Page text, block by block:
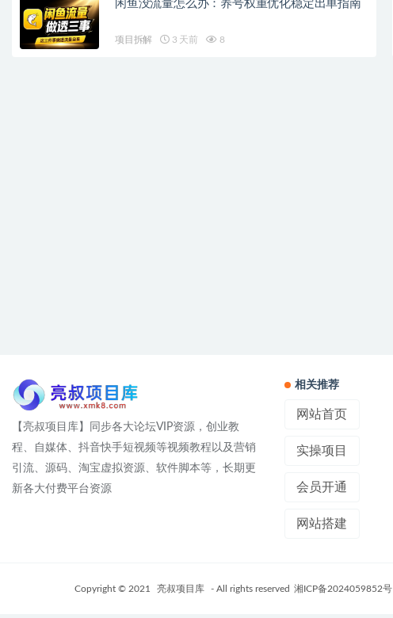
闲鱼没流量怎么办：养号权重优化稳定出单指南
项目拆解 3 天前 8
【亮叔项目库】同步各大论坛VIP资源，创业教
程、自媒体、抖音快手短视频等视频教程以及营销
引流、源码、淘宝虚拟资源、软件脚本等，长期更
新各大付费平台资源
相关推荐
网站首页
实操项目
会员开通
网站搭建
Copyright © 2021 亮叔项目库 - All rights reserved 湘ICP备2024059852号